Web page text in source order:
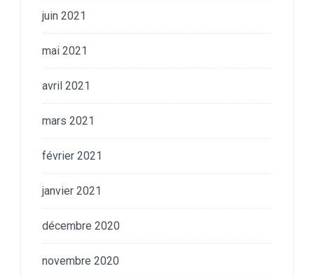
juin 2021
mai 2021
avril 2021
mars 2021
février 2021
janvier 2021
décembre 2020
novembre 2020